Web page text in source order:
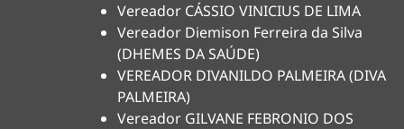
Vereador CÁSSIO VINICIUS DE LIMA
Vereador Diemison Ferreira da Silva
(DHEMES DA SAÚDE)
VEREADOR DIVANILDO PALMEIRA (DIVA
PALMEIRA)
Vereador GILVANE FEBRONIO DOS